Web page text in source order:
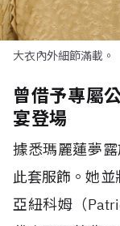
大衣內外細節滿載。
曾借予專屬
宴登場
據悉瑪麗蓮夢
此套服飾。她
亞紐科姆（